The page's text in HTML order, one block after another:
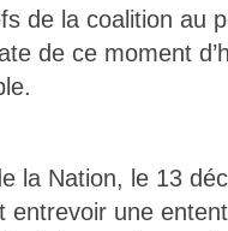
de la coalition au
de ce moment
la Nation, le 13
entrevoir une